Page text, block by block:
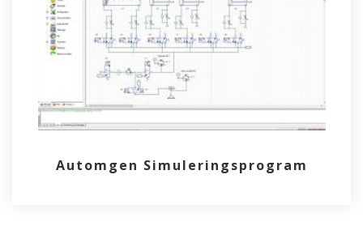
Automgen Simuleringsprogram